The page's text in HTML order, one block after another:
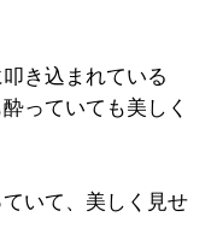
き込まれている
っていても美しく
いて、美しく見せ